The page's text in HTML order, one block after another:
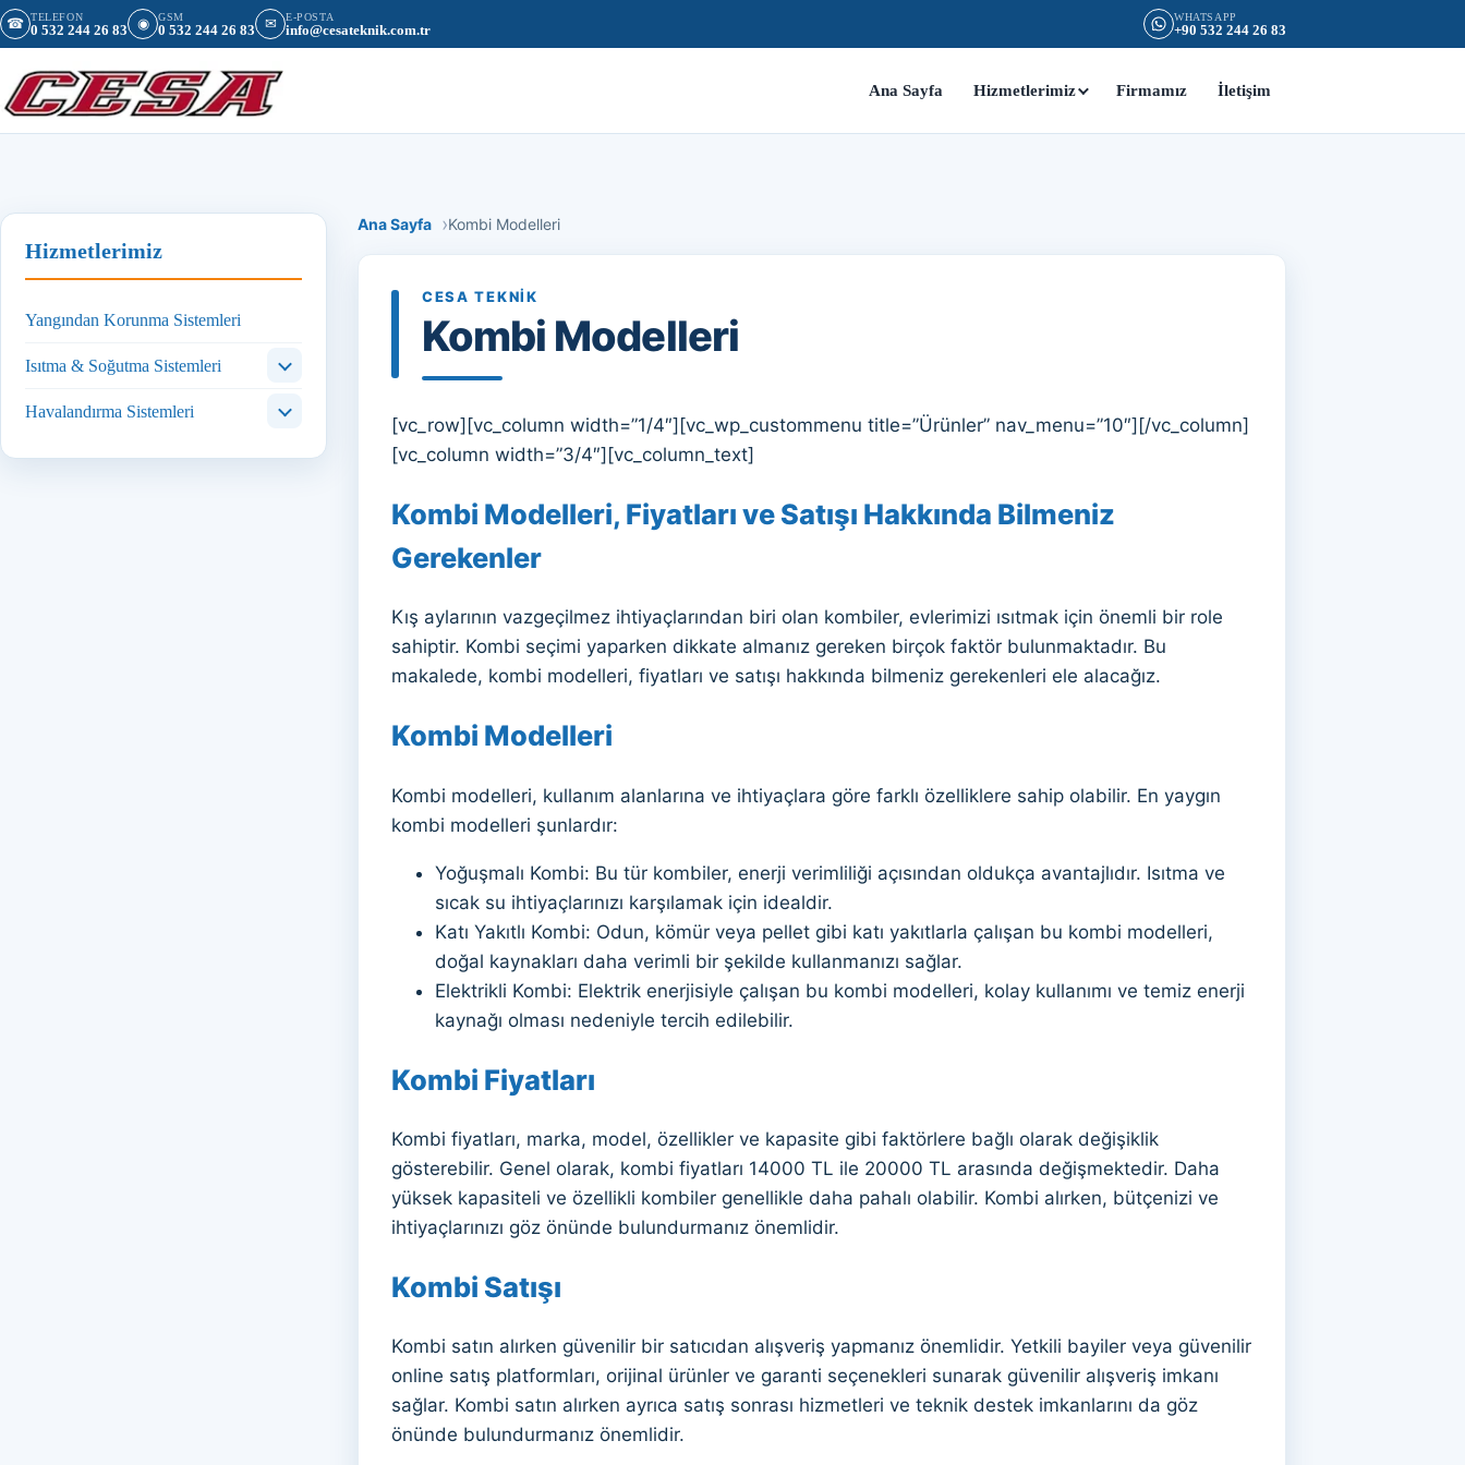
İçeriğe geç
☎ TELEFON
0 532 244 26 83 ◉ GSM
0 532 244 26 83 ✉ E-POSTA
info@cesateknik.com.tr
WHATSAPP
+90 532 244 26 83
Ana Sayfa Hizmetlerimiz Firmamız İletişim
Hizmetlerimiz
Yangından Korunma Sistemleri
Isıtma & Soğutma Sistemleri
Havalandırma Sistemleri
Ana Sayfa Kombi Modelleri
CESA TEKNIK
Kombi Modelleri
[vc_row][vc_column width=”1/4″][vc_wp_custommenu title=”Ürünler” nav_menu=”10″][/vc_column]
[vc_column width=”3/4″][vc_column_text]
Kombi Modelleri, Fiyatları ve Satışı Hakkında Bilmeniz
Gerekenler
Kış aylarının vazgeçilmez ihtiyaçlarından biri olan kombiler, evlerimizi ısıtmak için önemli bir role
sahiptir. Kombi seçimi yaparken dikkate almanız gereken birçok faktör bulunmaktadır. Bu
makalede, kombi modelleri, fiyatları ve satışı hakkında bilmeniz gerekenleri ele alacağız.
Kombi Modelleri
Kombi modelleri, kullanım alanlarına ve ihtiyaçlara göre farklı özelliklere sahip olabilir. En yaygın
kombi modelleri şunlardır:
Yoğuşmalı Kombi: Bu tür kombiler, enerji verimliliği açısından oldukça avantajlıdır. Isıtma ve
sıcak su ihtiyaçlarınızı karşılamak için idealdir.
Katı Yakıtlı Kombi: Odun, kömür veya pellet gibi katı yakıtlarla çalışan bu kombi modelleri,
doğal kaynakları daha verimli bir şekilde kullanmanızı sağlar.
Elektrikli Kombi: Elektrik enerjisiyle çalışan bu kombi modelleri, kolay kullanımı ve temiz enerji
kaynağı olması nedeniyle tercih edilebilir.
Kombi Fiyatları
Kombi fiyatları, marka, model, özellikler ve kapasite gibi faktörlere bağlı olarak değişiklik
gösterebilir. Genel olarak, kombi fiyatları 14000 TL ile 20000 TL arasında değişmektedir. Daha
yüksek kapasiteli ve özellikli kombiler genellikle daha pahalı olabilir. Kombi alırken, bütçenizi ve
ihtiyaçlarınızı göz önünde bulundurmanız önemlidir.
Kombi Satışı
Kombi satın alırken güvenilir bir satıcıdan alışveriş yapmanız önemlidir. Yetkili bayiler veya güvenilir
online satış platformları, orijinal ürünler ve garanti seçenekleri sunarak güvenilir alışveriş imkanı
sağlar. Kombi satın alırken ayrıca satış sonrası hizmetleri ve teknik destek imkanlarını da göz
önünde bulundurmanız önemlidir.